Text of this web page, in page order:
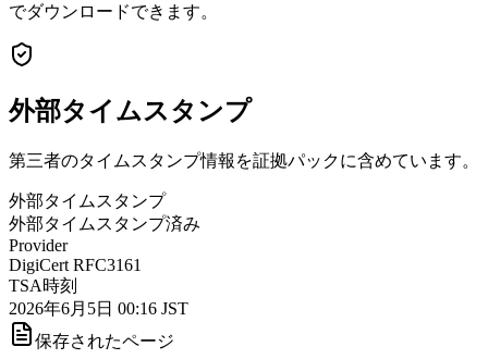
でダウンロードできます。
外部タイムスタンプ
第三者のタイムスタンプ情報を証拠パックに含めています。
外部タイムスタンプ
外部タイムスタンプ済み
Provider
DigiCert RFC3161
TSA時刻
2026年6月5日 00:16 JST
保存されたページ